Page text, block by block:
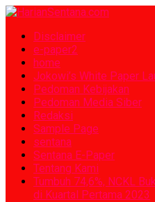
Disclaimer
e-paper2
home
Jokowi’s White Paper
Pedoman Kebijakan
Pedoman Media Siber
Redaksi
Sample Page
sentana
Sentana E-Paper
Tentang Kami
Tumbuh 74,6%, NCKL
di Kuartal Pertama 2023